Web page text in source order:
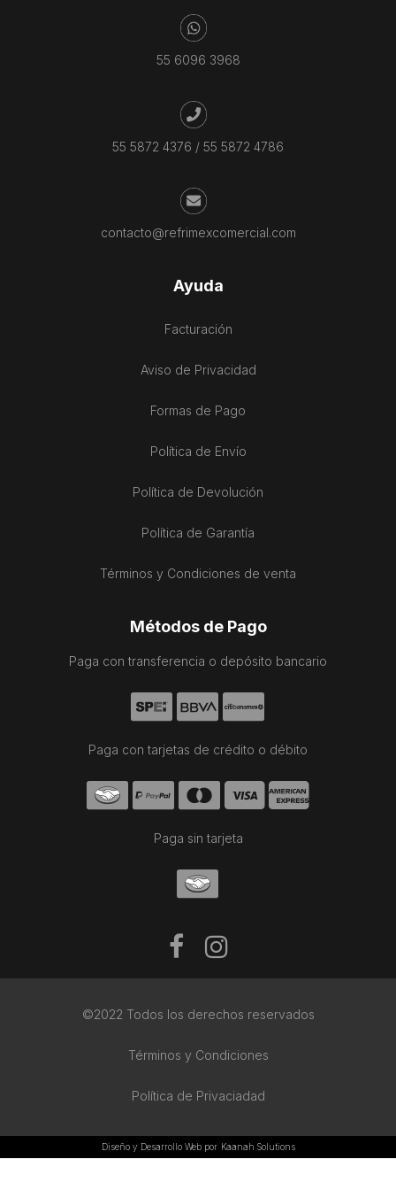
55 6096 3968
55 5872 4376 / 55 5872 4786
contacto@refrimexcomercial.com
Ayuda
Facturación
Aviso de Privacidad
Formas de Pago
Política de Envío
Política de Devolución
Política de Garantía
Términos y Condiciones de venta
Métodos de Pago
Paga con transferencia o depósito bancario
Paga con tarjetas de crédito o débito
Paga sin tarjeta
©2022 Todos los derechos reservados
Términos y Condiciones
Política de Privaciadad
Diseño y Desarrollo Web por Kaanah Solutions